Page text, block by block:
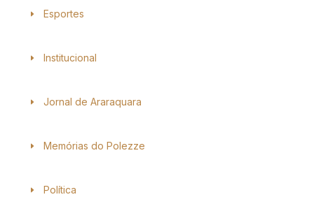
Esportes
Institucional
Jornal de Araraquara
Memórias do Polezze
Política